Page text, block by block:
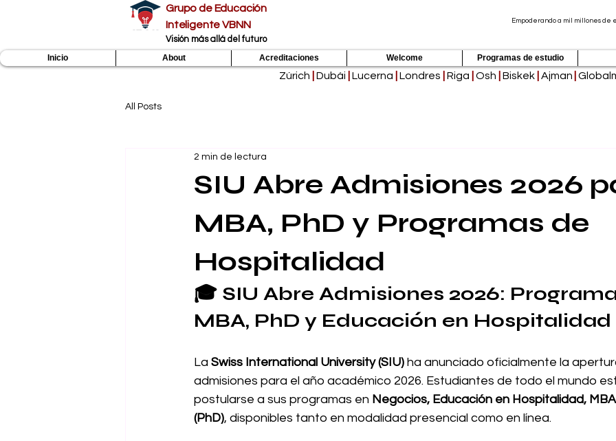
Grupo de Educación
Inteligente VBNN
​Visión más allá del futuro
Empoderando a mil millones de
Inicio About Acreditaciones Welcome Programas de estudio
Zúrich Dubái Lucerna Londres Riga Osh Biskek Ajman |
All Posts
SIU Abre Admisiones 2026
MBA, PhD y Programas de
Hospitalidad
2 min de lectura
🎓 SIU Abre Admisiones 2026:
MBA, PhD y Educación en Hospitalidad
La Swiss International University (SIU) ha anunciado oficialmente la
admisiones para el año académico 2026. Estudiantes de todo el mundo
postularse a sus programas en Negocios, Educación en Hospitalidad,
(PhD), disponibles tanto en modalidad presencial como en línea.